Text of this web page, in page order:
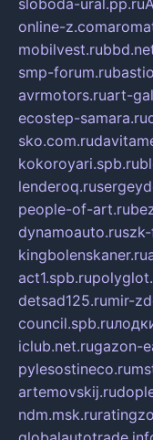
online-z.com
mobilvest.ru
smp-forum.ru
avrmotors.ruart-
ecostep-samara.ru
sko.com.ru
kokoroyari.spb.ru
lenderoq.ru
people-of-art.ru
dynamoauto.ru
kingbolenskaner.ru
act1.spb.ru
detsad125.rumir-
council.spb.ru
iclub.net.rugazon-
pylesostineco.ru
artemovskij.ru
ndm.msk.ru